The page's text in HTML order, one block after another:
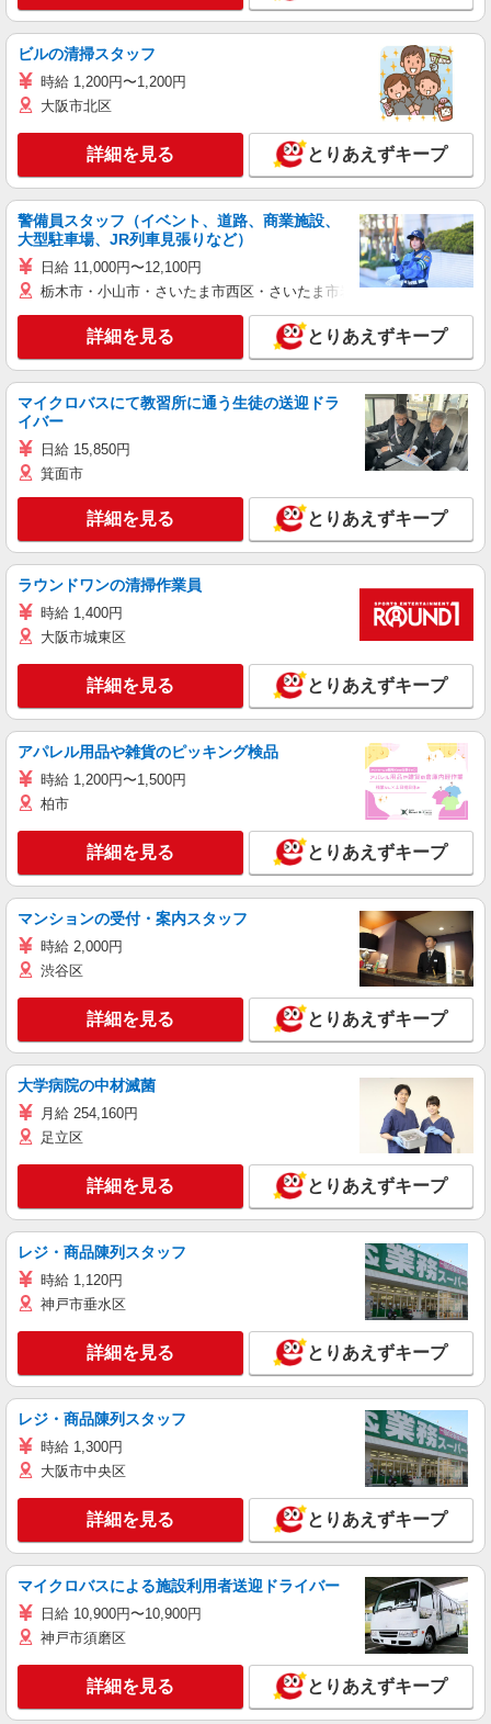
ビルの清掃スタッフ
時給 1,200円〜1,200円
大阪市北区
詳細を見る とりあえずキープ
警備員スタッフ（イベント、道路、商業施設、
大型駐車場、JR列車見張りなど）
日給 11,000円〜12,100円
栃木市・小山市・さいたま市西区・さいたま市岩槻区・久喜市・蓮田
詳細を見る とりあえずキープ
マイクロバスにて教習所に通う生徒の送迎ドラ
イバー
日給 15,850円
箕面市
詳細を見る とりあえずキープ
ラウンドワンの清掃作業員
時給 1,400円
大阪市城東区
詳細を見る とりあえずキープ
アパレル用品や雑貨のピッキング検品
時給 1,200円〜1,500円
柏市
詳細を見る とりあえずキープ
マンションの受付・案内スタッフ
時給 2,000円
渋谷区
詳細を見る とりあえずキープ
大学病院の中材滅菌
月給 254,160円
足立区
詳細を見る とりあえずキープ
レジ・商品陳列スタッフ
時給 1,120円
神戸市垂水区
詳細を見る とりあえずキープ
レジ・商品陳列スタッフ
時給 1,300円
大阪市中央区
詳細を見る とりあえずキープ
マイクロバスによる施設利用者送迎ドライバー
日給 10,900円〜10,900円
神戸市須磨区
詳細を見る とりあえずキープ